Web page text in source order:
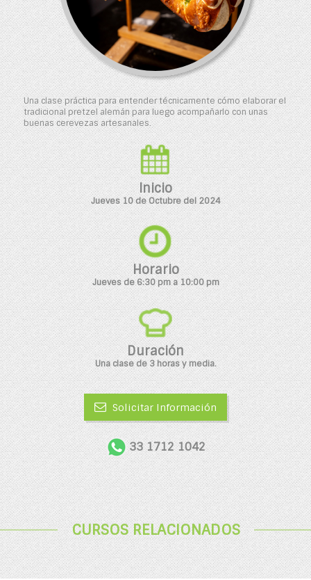
Una clase práctica para entender técnicamente cómo elaborar el
tradicional pretzel alemán para luego acompañarlo con unas
buenas cerevezas artesanales.
Inicio
Jueves 10 de Octubre del 2024
Horario
Jueves de 6:30 pm a 10:00 pm
Duración
Una clase de 3 horas y media.
Solicitar Información
33 1712 1042
CURSOS RELACIONADOS